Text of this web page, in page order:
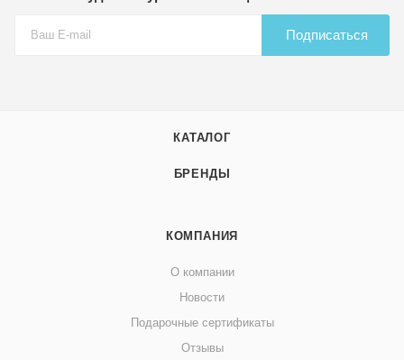
Подписаться
КАТАЛОГ
БРЕНДЫ
КОМПАНИЯ
О компании
Новости
Подарочные сертификаты
Отзывы